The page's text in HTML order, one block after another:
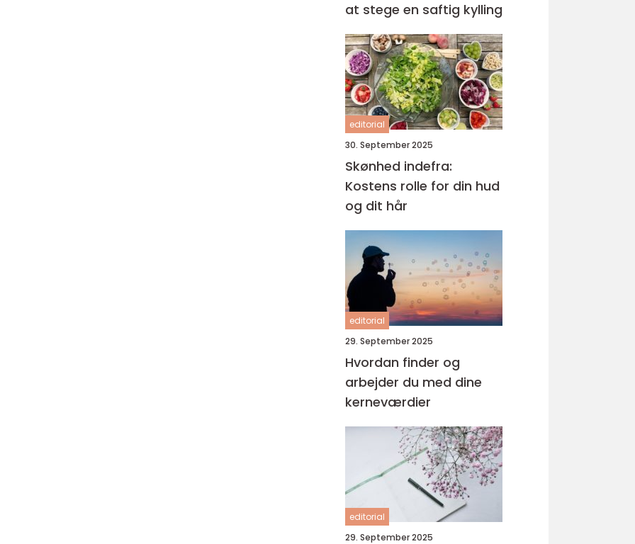
at stege en saftig kylling
editorial
30. September 2025
Skønhed indefra:
Kostens rolle for din hud
og dit hår
editorial
29. September 2025
Hvordan finder og
arbejder du med dine
kerneværdier
editorial
29. September 2025